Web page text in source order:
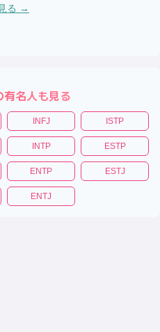
る →
有名人も見る
INFJ ISTP
INTP ESTP
ENTP ESTJ
ENTJ